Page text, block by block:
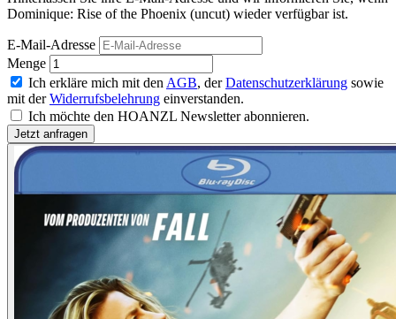
Dominique: Rise of the Phoenix (uncut) wieder verfügbar ist.
E-Mail-Adresse
Menge
Ich erkläre mich mit den AGB, derDatenschutzerklärung sowie
mit derWiderrufsbelehrung einverstanden.
Ich möchte den HOANZL Newsletter abonnieren.